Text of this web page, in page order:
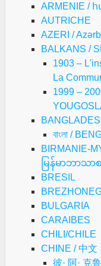
ARMENIE /
AUTRICHE
AZERI /
BALKANS /
1903 –
La
1999 –
বাংলা /
BIRMANIE-
မြန်မာဘာသာ
BRESIL
BULGARIA
CARAIBES
CHILI/CHILE
CHINE / 中文
彼· 阿· 克